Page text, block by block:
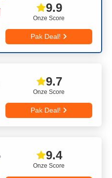
Onze Score
9.9
Pak Deal!
Onze Score
9.7
Pak Deal!
Onze Score
9.4